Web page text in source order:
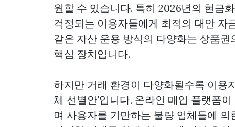
원할 수 있습니다. 특히 2026년의 현금
걱정되는 이용자들에게 최적의 대안 자
같은 자산 운용 방식의 다양화는 상품
핵심 장치입니다.
하지만 거래 환경이 다양화될수록 이용
체 선별안'입니다. 온라인 매입 플랫폼
며 사용자를 기만하는 불량 업체들에